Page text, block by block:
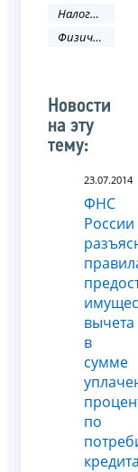
Налоговый кодекс
Физическое лицо
Новости
на эту
тему:
23.07.2014
ФНС
России
вычета
в
сумме
по